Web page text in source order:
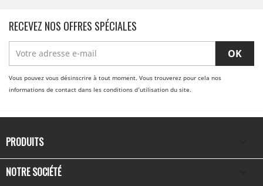
RECEVEZ NOS OFFRES SPÉCIALES
Vous pouvez vous désinscrire à tout moment. Vous trouverez pour cela nos
informations de contact dans les conditions d'utilisation du site.
PRODUITS
NOTRE SOCIÉTÉ